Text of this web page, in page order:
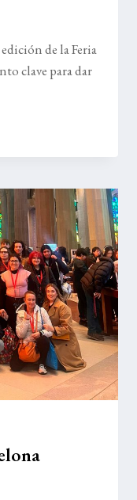
de la Feria
clave para dar